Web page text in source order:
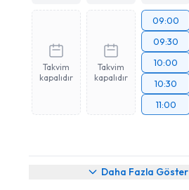
Takvim
kapalıdır
Takvim
kapalıdır
09:00
09:30
10:00
10:30
11:00
Daha Fazla Göster